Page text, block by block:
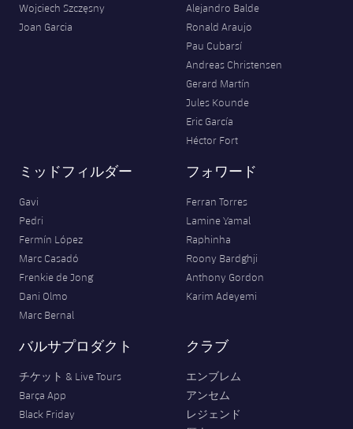
Wojciech Szczęsny
Joan Garcia
Alejandro Balde
Ronald Araujo
Pau Cubarsí
Andreas Christensen
Gerard Martín
Jules Kounde
Eric García
Héctor Fort
ミッドフィルダー
Gavi
Pedri
Fermín López
Marc Casadó
Frenkie de Jong
Dani Olmo
Marc Bernal
フォワード
Ferran Torres
Lamine Yamal
Raphinha
Roony Bardghji
Anthony Gordon
Karim Adeyemi
バルサプロダクト
チケット & Live Tours
Barça App
Black Friday
クラブ
エンブレム
アンセム
レジェンド